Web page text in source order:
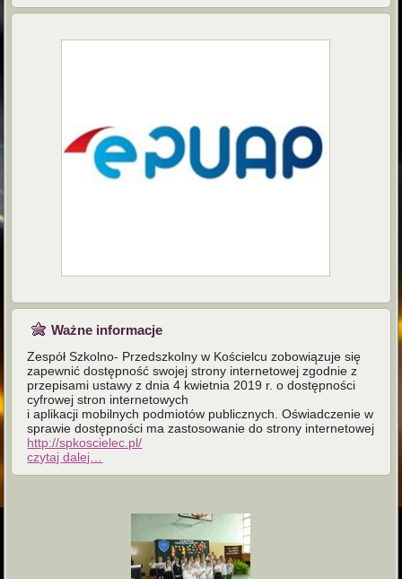
Ważne informacje
Zespół Szkolno- Przedszkolny w Kościelcu zobowiązuje się
zapewnić dostępność swojej strony internetowej zgodnie z
przepisami ustawy z dnia 4 kwietnia 2019 r. o dostępności
cyfrowej stron internetowych
i aplikacji mobilnych podmiotów publicznych. Oświadczenie w
sprawie dostępności ma zastosowanie do strony internetowej
http://spkoscielec.pl/
czytaj dalej…